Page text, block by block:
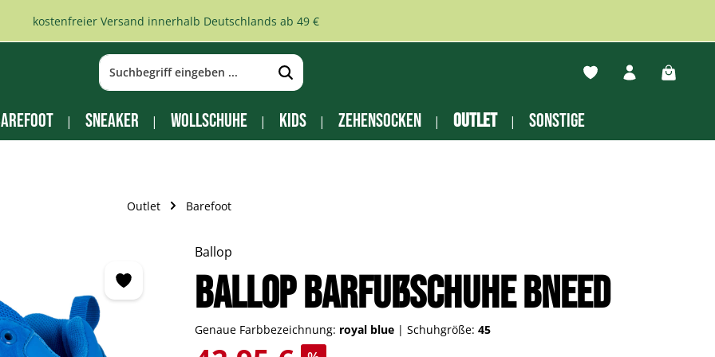
kostenfreier Versand innerhalb Deutschlands ab 49 €
Du hast 0 Produkte
Sneaker Wollschuhe Kids Zehensocken Outlet Sonstige
Outlet Barefoot
Ballop
BALLOP Barfußschuhe Bneed
Genaue Farbbezeichnung: royal blue | Schuhgröße: 45
Verkaufspreis: